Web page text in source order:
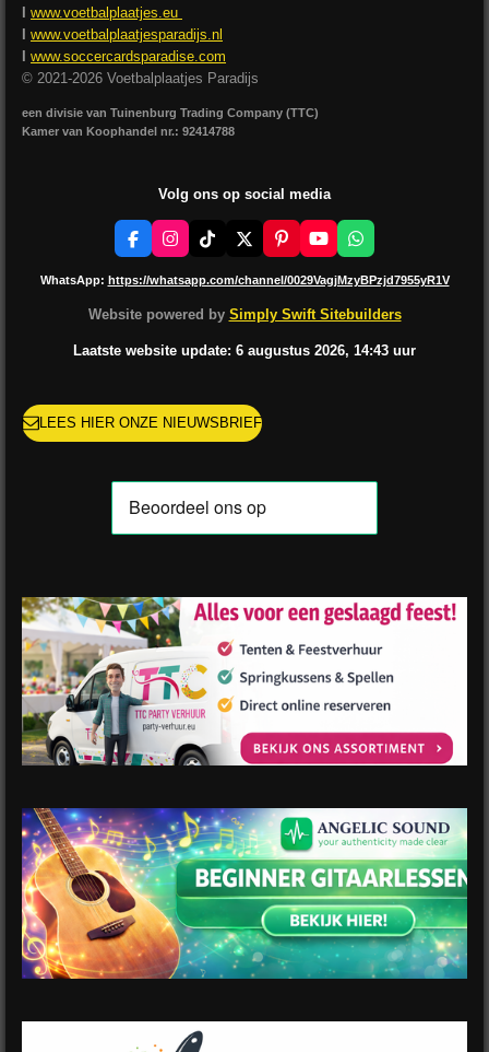
I www.voetbalplaatjes.eu
I www.voetbalplaatjesparadijs.nl
I www.soccercardsparadise.com
© 2021-2026 Voetbalplaatjes Paradijs
een divisie van Tuinenburg Trading Company (TTC)
Kamer van Koophandel nr.: 92414788
Volg ons op social media
F
a
c
b
k
I
n
s
a
a
T
k
o
X
P
i
n
e
r
s
Y
o
u
u
b
e
W
h
a
s
A
p
p
WhatsApp: https://whatsapp.com/channel/0029VagjMzyBPzjd7955yR1V
Website powered by Simply Swift Sitebuilders
Laatste website update: 6 augustus 2026, 14:43 uur
LEES HIER ONZE NIEUWSBRIEF